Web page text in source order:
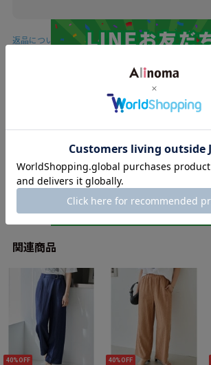
返品について
このブランドをお気に入り登録
関連商品
40%OFF 40%OFF